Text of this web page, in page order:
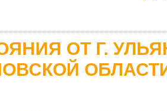
ОТ Г.